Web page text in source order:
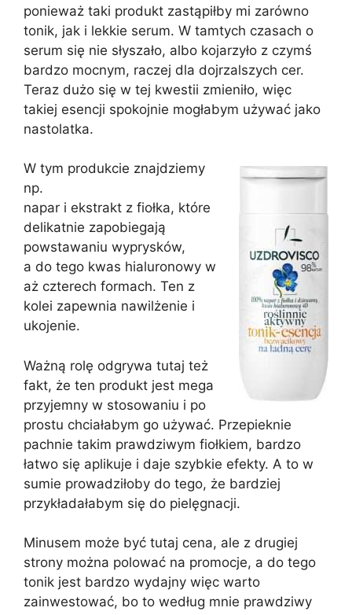
ponieważ taki produkt zastąpiłby mi zarówno
tonik, jak i lekkie serum. W tamtych czasach o
serum się nie słyszało, albo kojarzyło z czymś
bardzo mocnym, raczej dla dojrzalszych cer.
Teraz dużo się w tej kwestii zmieniło, więc
takiej esencji spokojnie mogłabym używać jako
nastolatka.
W tym produkcie znajdziemy
np.
napar i ekstrakt z fiołka, które
delikatnie zapobiegają
powstawaniu wyprysków,
a do tego kwas hialuronowy w
aż czterech formach. Ten z
kolei zapewnia nawilżenie i
ukojenie.
Ważną rolę odgrywa tutaj też
fakt, że ten produkt jest mega
przyjemny w stosowaniu i po
prostu chciałabym go używać. Przepieknie
pachnie takim prawdziwym fiołkiem, bardzo
łatwo się aplikuje i daje szybkie efekty. A to w
sumie prowadziłoby do tego, że bardziej
przykładałabym się do pielęgnacji.
Minusem może być tutaj cena, ale z drugiej
strony można polować na promocje, a do tego
tonik jest bardzo wydajny więc warto
zainwestować, bo to według mnie prawdziwy